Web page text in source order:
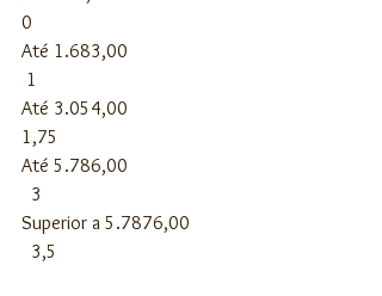
0
Até 1.683,00
1
Até 3.054,00
1,75
Até 5.786,00
  3
Superior a 5.7876,00
  3,5